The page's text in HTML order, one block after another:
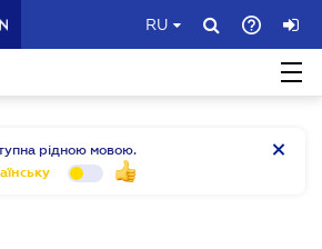
RU
рідною мовою.